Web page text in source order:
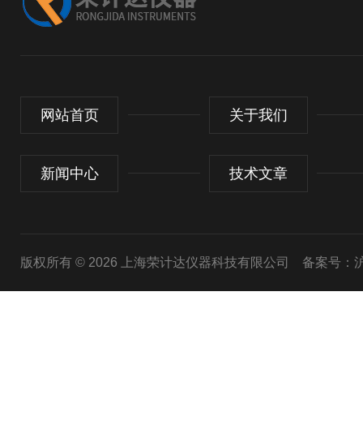
网站首页 关于我们
新闻中心 技术文章
版权所有 © 2026 上海荣计达仪器科技有限公司 备案号：